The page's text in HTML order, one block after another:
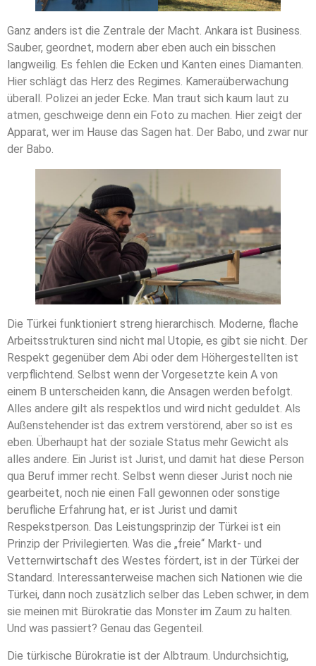
Ganz anders ist die Zentrale der Macht. Ankara ist Business.
Sauber, geordnet, modern aber eben auch ein bisschen
langweilig. Es fehlen die Ecken und Kanten eines Diamanten.
Hier schlägt das Herz des Regimes. Kameraüberwachung
überall. Polizei an jeder Ecke. Man traut sich kaum laut zu
atmen, geschweige denn ein Foto zu machen. Hier zeigt der
Apparat, wer im Hause das Sagen hat. Der Babo, und zwar nur
der Babo.
Die Türkei funktioniert streng hierarchisch. Moderne, flache
Arbeitsstrukturen sind nicht mal Utopie, es gibt sie nicht. Der
Respekt gegenüber dem Abi oder dem Höhergestellten ist
verpflichtend. Selbst wenn der Vorgesetzte kein A von
einem B unterscheiden kann, die Ansagen werden befolgt.
Alles andere gilt als respektlos und wird nicht geduldet. Als
Außenstehender ist das extrem verstörend, aber so ist es
eben. Überhaupt hat der soziale Status mehr Gewicht als
alles andere. Ein Jurist ist Jurist, und damit hat diese Person
qua Beruf immer recht. Selbst wenn dieser Jurist noch nie
gearbeitet, noch nie einen Fall gewonnen oder sonstige
berufliche Erfahrung hat, er ist Jurist und damit
Respekstperson. Das Leistungsprinzip der Türkei ist ein
Prinzip der Privilegierten. Was die „freie“ Markt- und
Vetternwirtschaft des Westes fördert, ist in der Türkei der
Standard. Interessanterweise machen sich Nationen wie die
Türkei, dann noch zusätzlich selber das Leben schwer, in dem
sie meinen mit Bürokratie das Monster im Zaum zu halten.
Und was passiert? Genau das Gegenteil.
Die türkische Bürokratie ist der Albtraum. Undurchsichtig,